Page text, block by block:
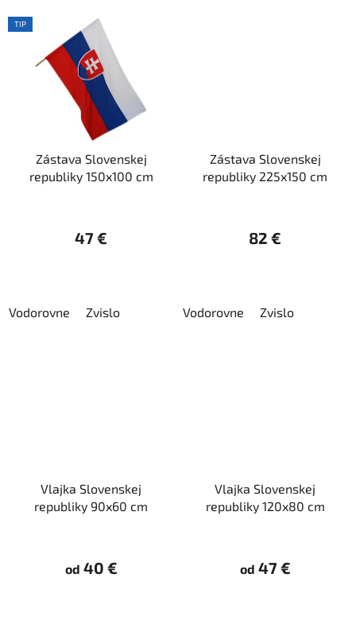
TIP
Zástava Slovenskej
republiky 150x100 cm
47 €
Vodorovne Zvislo
Zástava Slovenskej
republiky 225x150 cm
82 €
Vodorovne Zvislo
Vlajka Slovenskej
republiky 90x60 cm
od 40 €
Vlajka Slovenskej
republiky 120x80 cm
od 47 €